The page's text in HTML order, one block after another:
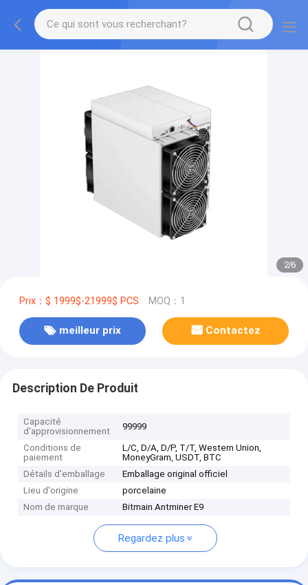
2/6
Prix：$ 1999$-21999$ PCS MOQ：1
meilleur prix Contactez
Description De Produit
Capacité
d'approvisionnement
99999
Conditions de
paiement
L/C, D/A, D/P, T/T, Western Union,
MoneyGram, USDT, BTC
Détails d'emballage
Emballage original officiel
Lieu d'origine
porcelaine
Nom de marque
Bitmain Antminer E9
Regardez plus